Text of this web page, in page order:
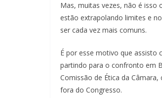
Mas, muitas vezes, não é isso
estão extrapolando limites e
ser cada vez mais comuns.
É por esse motivo que assisto
partindo para o confronto em
Comissão de Ética da
fora do Congresso.